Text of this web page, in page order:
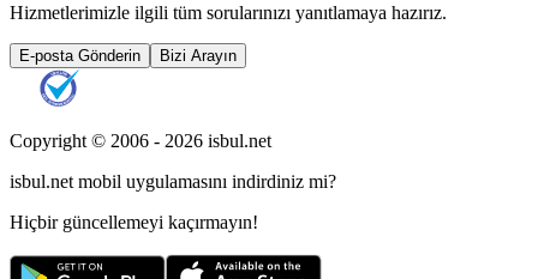
Hizmetlerimizle ilgili tüm sorularınızı yanıtlamaya hazırız.
E-posta Gönderin Bizi Arayın
Copyright © 2006 - 2026 isbul.net
isbul.net mobil uygulamasını indirdiniz mi?
Hiçbir güncellemeyi kaçırmayın!